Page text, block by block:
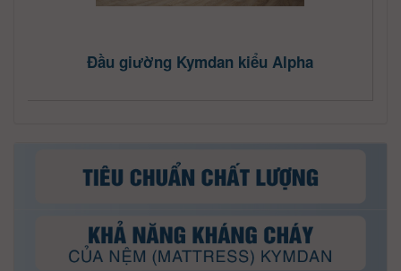
Đầu giường Kymdan kiểu Alpha